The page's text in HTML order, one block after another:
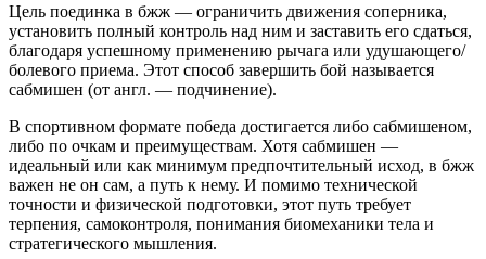
Цель поединка в бжж — ограничить движения соперника,
установить полный контроль над ним и заставить его сдаться,
благодаря успешному применению рычага или удушающего/
болевого приема. Этот способ завершить бой называется
сабмишен (от англ. — подчинение).
В спортивном формате победа достигается либо сабмишеном,
либо по очкам и преимуществам. Хотя сабмишен —
идеальный или как минимум предпочтительный исход, в бжж
важен не он сам, а путь к нему. И помимо технической
точности и физической подготовки, этот путь требует
терпения, самоконтроля, понимания биомеханики тела и
стратегического мышления.